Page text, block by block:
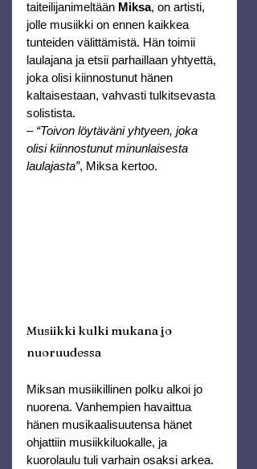
taiteilijanimeltään Miksa, on artisti,
jolle musiikki on ennen kaikkea
tunteiden välittämistä. Hän toimii
laulajana ja etsii parhaillaan yhtyettä,
joka olisi kiinnostunut hänen
kaltaisestaan, vahvasti tulkitsevasta
solistista.
– “Toivon löytäväni yhtyeen, joka
olisi kiinnostunut minunlaisesta
laulajasta”, Miksa kertoo.
Musiikki kulki mukana jo
nuoruudessa
Miksan musiikillinen polku alkoi jo
nuorena. Vanhempien havaittua
hänen musikaalisuutensa hänet
ohjattiin musiikkiluokalle, ja
kuorolaulu tuli varhain osaksi arkea.